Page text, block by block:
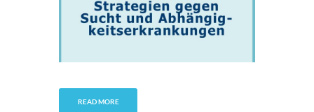
READ MORE